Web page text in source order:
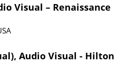
Visual – Renaissance
Audio Visual - Hilton